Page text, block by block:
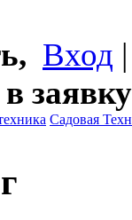
Вход
заявку
Садовая